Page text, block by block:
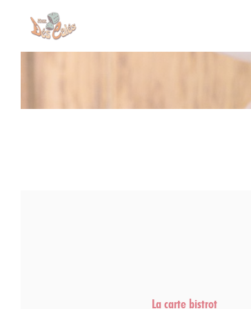
Панель управления cookies
La carte bistrot